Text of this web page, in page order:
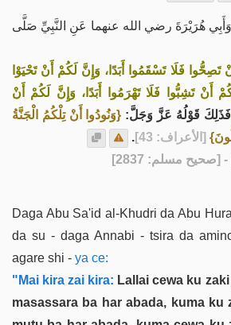
هُرَيْرَةَ رضي الله عنهما عَنِ النَّبِيِّ صَلَّى
فَلَا تَسْقَمُوا أَبَدًا، وَإِنَّ لَكُمْ أَنْ تَحْيَوْا
أَنْ تَشِبُّوا فَلَا تَهْرَمُوا أَبَدًا، وَإِنَّ لَكُمْ أَنْ
فَذَلِكَ قَوْلُهُ عَزَّ وَجَلَّ: {وَنُودُوا أَنْ تِلْكُمُ الْجَنَّةُ
[الأعراف: 43]
.
مسلم: 2837]
Daga Abu Sa'id al-Khudri da Abu
da su - daga Annabi - tsira da
agare shi - ya ce:
"Mai kira zai kira: Lallai cewa ku
masassara ba har abada, kuma ku